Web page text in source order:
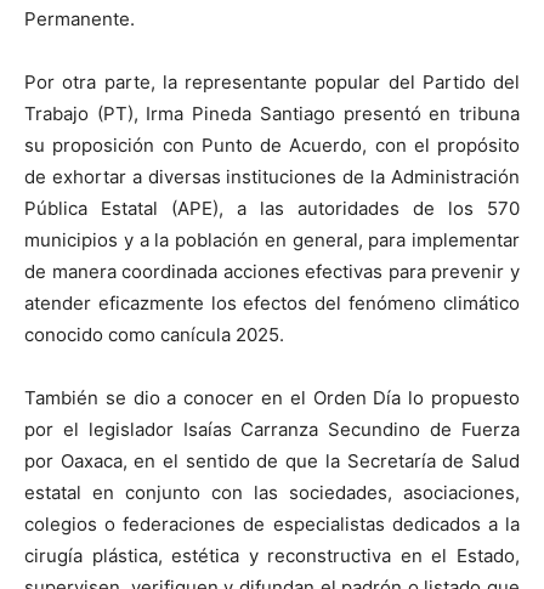
Permanente.
Por otra parte, la representante popular del Partido del
Trabajo (PT), Irma Pineda Santiago presentó en tribuna
su proposición con Punto de Acuerdo, con el propósito
de exhortar a diversas instituciones de la Administración
Pública Estatal (APE), a las autoridades de los 570
municipios y a la población en general, para implementar
de manera coordinada acciones efectivas para prevenir y
atender eficazmente los efectos del fenómeno climático
conocido como canícula 2025.
También se dio a conocer en el Orden Día lo propuesto
por el legislador Isaías Carranza Secundino de Fuerza
por Oaxaca, en el sentido de que la Secretaría de Salud
estatal en conjunto con las sociedades, asociaciones,
colegios o federaciones de especialistas dedicados a la
cirugía plástica, estética y reconstructiva en el Estado,